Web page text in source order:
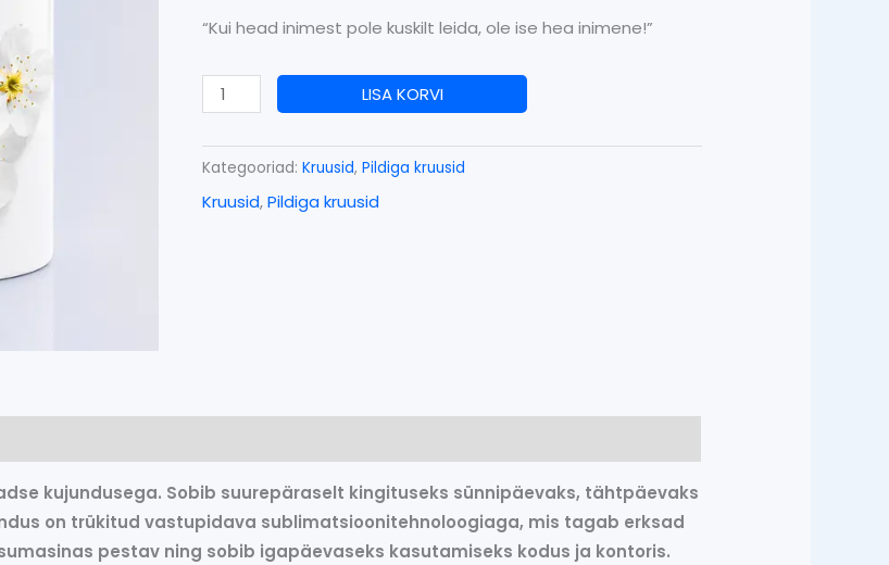
“Kui head inimest pole kuskilt leida, ole ise hea inimene!”
LISA KORVI
Kategooriad: Kruusid, Pildiga kruusid
Kruusid,Pildiga kruusid
kujundusega. Sobib suurepäraselt kingituseks sünnipäevaks, tähtpäevaks
on trükitud vastupidava sublimatsioonitehnoloogiaga, mis tagab erksad
pestav ning sobib igapäevaseks kasutamiseks kodus ja kontoris.